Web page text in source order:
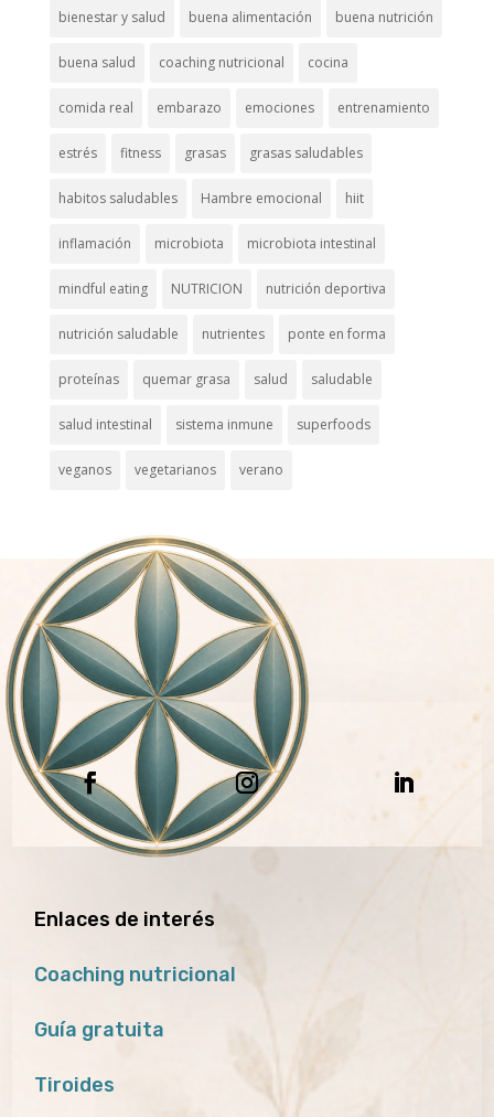
bienestar y salud buena alimentación buena nutrición
buena salud coaching nutricional cocina
comida real embarazo emociones entrenamiento
estrés fitness grasas grasas saludables
habitos saludables Hambre emocional hiit
inflamación microbiota microbiota intestinal
mindful eating NUTRICION nutrición deportiva
nutrición saludable nutrientes ponte en forma
proteínas quemar grasa salud saludable
salud intestinal sistema inmune superfoods
veganos vegetarianos verano
Enlaces de interés
Coaching nutricional
Guía gratuita
Tiroides